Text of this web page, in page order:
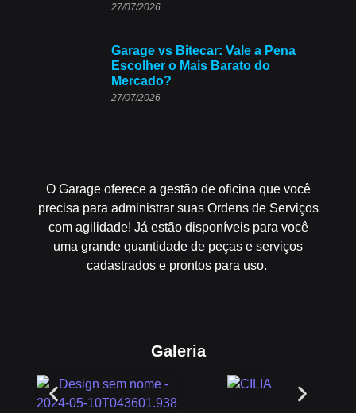
27/07/2026
Garage vs Bitecar: Vale a Pena
Escolher o Mais Barato do
Mercado?
27/07/2026
O Garage oferece a gestão de oficina que você
precisa para administrar suas Ordens de Serviços
com agilidade! Já estão disponíveis para você
uma grande quantidade de peças e serviços
cadastrados e prontos para uso.
Galeria